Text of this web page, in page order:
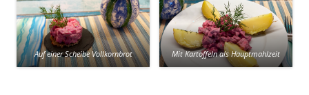
Auf einer Scheibe Vollkornbrot Mit Kartoffeln als Hauptmahlzeit